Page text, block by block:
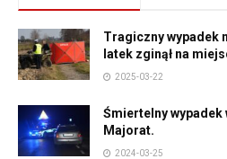
Tragiczny wypadek
latek zginął na
2025-03-22
Śmiertelny wypadek
Majorat.
2024-03-25